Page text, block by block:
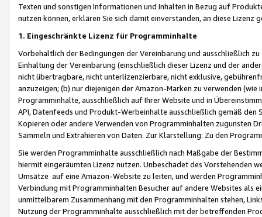
Texten und sonstigen Informationen und Inhalten in Bezug auf
nutzen können, erklären Sie sich damit einverstanden, an diese Lizenz
1. Eingeschränkte Lizenz für Programminhalte
Vorbehaltlich der Bedingungen der Vereinbarung und ausschließlich
Einhaltung der Vereinbarung (einschließlich dieser Lizenz und der
nicht übertragbare, nicht unterlizenzierbare, nicht exklusive,
anzuzeigen; (b) nur diejenigen der Amazon-Marken zu verwenden
Programminhalte, ausschließlich auf Ihrer Website und in
API, Datenfeeds und Produkt-Werbeinhalte ausschließlich gemäß
Kopieren oder andere Verwenden von Programminhalten zugunsten
Sammeln und Extrahieren von Daten. Zur Klarstellung: Zu den
Sie werden Programminhalte ausschließlich nach Maßgabe der
hiermit eingeräumten Lizenz nutzen. Unbeschadet des Vorstehenden
Umsätze auf eine Amazon-Website zu leiten, und werden
Verbindung mit Programminhalten Besucher auf andere Websites als
unmittelbarem Zusammenhang mit den Programminhalten stehen,
Nutzung der Programminhalte ausschließlich mit der betreffenden